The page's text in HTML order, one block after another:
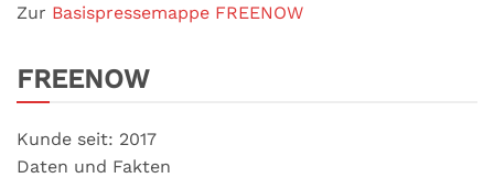
Zur Basispressemappe FREENOW
FREENOW
Kunde seit: 2017
Daten und Fakten